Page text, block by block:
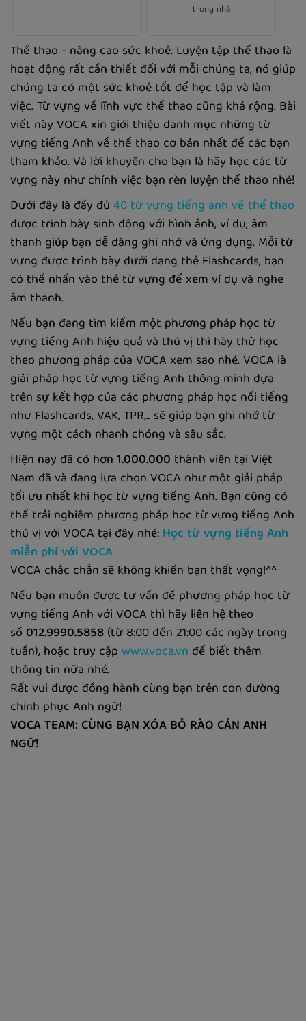
trong nhà
Thể thao - nâng cao sức khoẻ. Luyện tập thể thao là
hoạt động rất cần thiết đối với mỗi chúng ta, nó giúp
chúng ta có một sức khoẻ tốt để học tập và làm
việc. Từ vựng về lĩnh vực thể thao cũng khá rộng. Bài
viết này VOCA xin giới thiệu danh mục những từ
vựng tiếng Anh về thể thao cơ bản nhất để các bạn
tham khảo. Và lời khuyên cho bạn là hãy học các từ
vựng này như chính việc bạn rèn luyện thể thao nhé!
Dưới đây là đầy đủ40 từ vựng tiếng anh về thể thao
được trình bày sinh động với hình ảnh, ví dụ, âm
thanh giúp bạn dễ dàng ghi nhớ và ứng dụng. Mỗi từ
vựng được trình bày dưới dạng thẻ Flashcards, bạn
có thể nhấn vào thẻ từ vựng để xem ví dụ và nghe
âm thanh.
Nếu bạn đang tìm kiếm một phương pháp học từ
vựng tiếng Anh hiệu quả và thú vị thì hãy thử học
theo phương pháp của VOCA xem sao nhé. VOCA là
giải pháp học từ vựng tiếng Anh thông minh dựa
trên sự kết hợp của các phương pháp học nổi tiếng
như Flashcards, VAK, TPR,.. sẽ giúp bạn ghi nhớ từ
vựng một cách nhanh chóng và sâu sắc.
Hiện nay đã có hơn1.000.000 thành viên tại Việt
Nam đã và đang lựa chọn VOCA như một giải pháp
tối ưu nhất khi học từ vựng tiếng Anh. Bạn cũng có
thể trải nghiệm phương pháp học từ vựng tiếng Anh
thú vị với VOCA tại đây nhé:Học từ vựng tiếng Anh
miễn phí với VOCA
VOCA chắc chắn sẽ không khiến bạn thất vọng!^^
Nếu bạn muốn được tư vấn đề phương pháp học từ
vựng tiếng Anh với VOCA thì hãy liên hệ theo
số 012.9990.5858(từ 8:00 đến 21:00 các ngày trong
tuần), hoặc truy cập www.voca.vn để biết thêm
thông tin nữa nhé.
Rất vui được đồng hành cùng bạn trên con đường
chinh phục Anh ngữ!
VOCA TEAM: CÙNG BẠN XÓA BỎ RÀO CẢN ANH
NGỮ!